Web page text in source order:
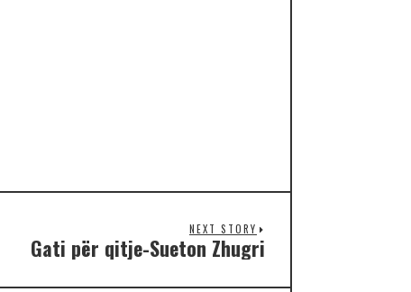
NEXT STORY
Gati për qitje-Sueton Zhugri